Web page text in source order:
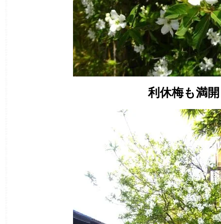
利休梅も満開